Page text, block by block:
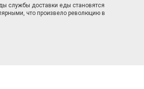
службы доставки еды становятся
что произвело революцию в